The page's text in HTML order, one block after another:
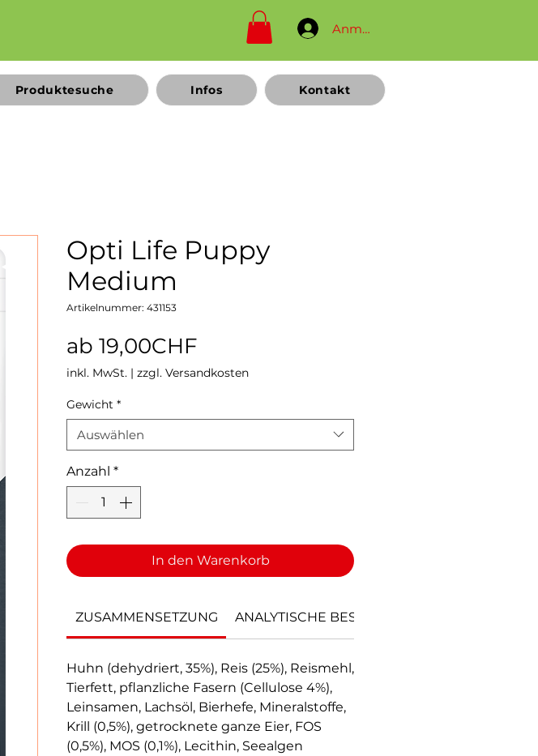
Anmelden
Produktesuche Infos Kontakt
Opti Life Puppy
Medium
Artikelnummer: 431153
ab 19,00CHFSale-
Preis
inkl. MwSt. | zzgl. Versandkosten
Gewicht *
Auswählen
Anzahl *
In den Warenkorb
ZUSAMMENSETZUNG ANALYTISCHE BESTANDTEILE
Huhn (dehydriert, 35%), Reis (25%), Reismehl,
Tierfett, pflanzliche Fasern (Cellulose 4%),
Leinsamen, Lachsöl, Bierhefe, Mineralstoffe,
Krill (0,5%), getrocknete ganze Eier, FOS
(0,5%), MOS (0,1%), Lecithin, Seealgen